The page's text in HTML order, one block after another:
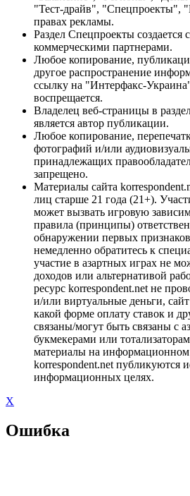
"Тест-драйв", "Спецпроекты",
правах рекламы.
Раздел Спецпроекты создается
коммерческими партнерами.
Любое копирование,
другое распространение
ссылку на "Интерфакс-
воспрещается.
Владелец веб-страницы в
является автор публикации.
Любое копирование,
фотографий и/или
принадлежащих
запрещено.
Материалы сайта
лиц старше 21 года (21+).
может вызвать игровую
правила (принципы)
обнаружении первых
немедленно обратитесь к
участие в азартных играх не
доходов или альтернативой
ресурс korrespondent.net не
и/или виртуальные деньги,
какой форме оплату ставок и
связаны/могут быть связаны с
букмекерами или
материалы на информационном
korrespondent.net публикуются
информационных целях.
X
Ошибка